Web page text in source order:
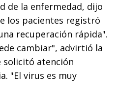
de la enfermedad, dijo
los pacientes registró
recuperación rápida".
cambiar", advirtió la
solicitó atención
"El virus es muy